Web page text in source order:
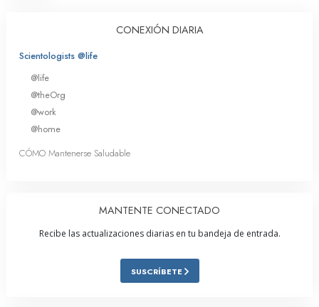
CONEXIÓN DIARIA
Scientologists @life
@life
@theOrg
@work
@home
CÓMO Mantenerse Saludable
MANTENTE CONECTADO
Recibe las actualizaciones diarias en tu bandeja de entrada.
SUSCRÍBETE